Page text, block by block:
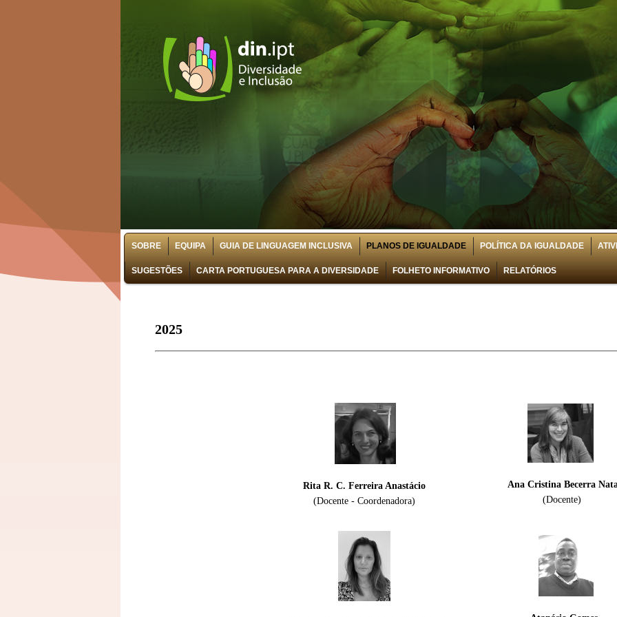
SOBRE EQUIPA GUIA DE LINGUAGEM INCLUSIVA PLANOS DE IGUALDADE POLÍTICA DA IGUALDADE
SUGESTÕES CARTA PORTUGUESA PARA A DIVERSIDADE FOLHETO INFORMATIVO RELATÓRIOS
2025
Rita R. C. Ferreira Anastácio
(Docente - Coordenadora)
Ana Cristina Becerra
(Docente)